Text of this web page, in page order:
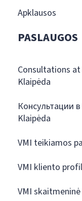
Apklausos
PASLAUGOS
Consultations
Klaipėda
Консультации
Klaipėda
VMI teikiamos
VMI kliento
VMI